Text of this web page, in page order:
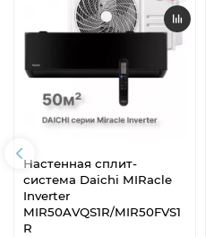
Настенная сплит-
система Daichi MIRacle
Inverter
MIR50AVQS1R/MIR50FVS1
R